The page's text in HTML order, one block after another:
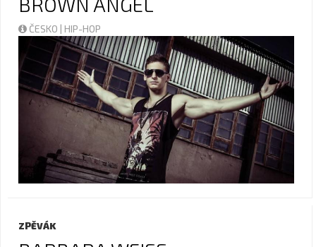
ČESKO | HIP-HOP
ZPĚVÁK